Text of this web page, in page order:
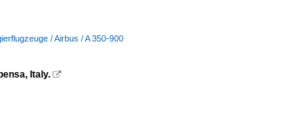
/ Airbus / A 350-900
Italy. 